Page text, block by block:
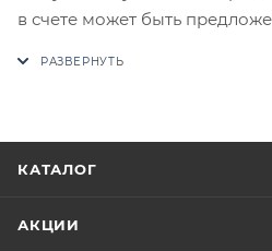
в счете может быть
Конечная цена будет
КАТАЛОГ
АКЦИИ